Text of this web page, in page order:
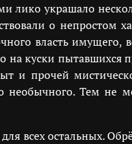
лико украшало
о непростом
власть имущего,
на куски пытавшихся
и прочей
Тем не
всех остальных.